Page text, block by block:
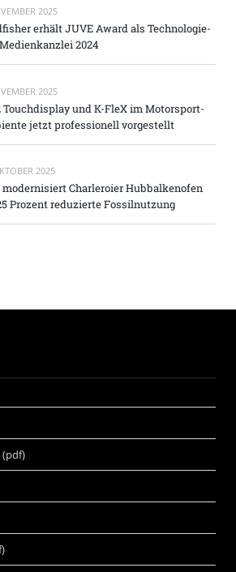
2025
erhält JUVE Award als Technologie-
2024
2025
Touchdisplay und K-FleX im Motorsport-
jetzt professionell vorgestellt
2025
modernisiert Charleroier Hubbalkenofen
Prozent reduzierte Fossilnutzung